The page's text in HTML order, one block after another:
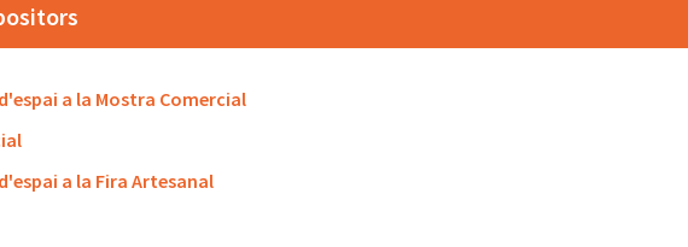
a la Mostra Comercial
a la Fira Artesanal